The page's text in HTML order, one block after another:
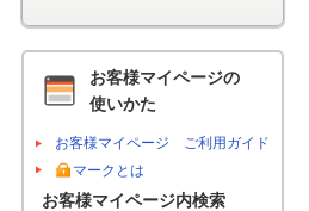
お客様マイページの
使いかた
お客様マイページ ご利用ガイド
マークとは
お客様マイページ内検索